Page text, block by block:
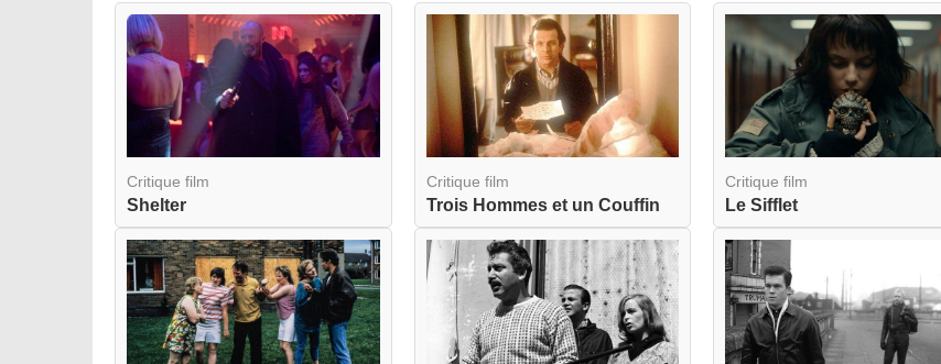
Critique film
Shelter
Critique film
Trois Hommes et un Couffin
Critique film
Le Sifflet